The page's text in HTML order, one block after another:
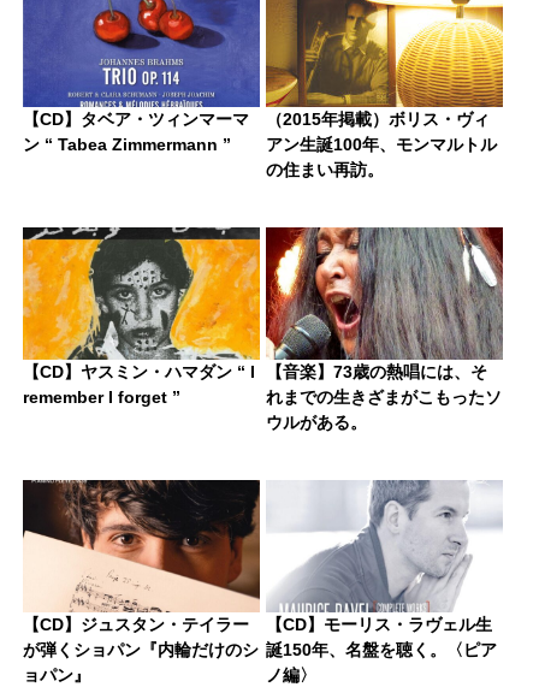
【CD】タベア・ツィンマーマ
ン “ Tabea Zimmermann ”
（2015年掲載）ボリス・ヴィ
アン生誕100年、モンマルトル
の住まい再訪。
【CD】ヤスミン・ハマダン “ I
remember I forget ”
【音楽】73歳の熱唱には、そ
れまでの生きざまがこもったソ
ウルがある。
【CD】ジュスタン・テイラー
が弾くショパン『内輪だけのシ
ョパン』
【CD】モーリス・ラヴェル生
誕150年、名盤を聴く。〈ピア
ノ編〉